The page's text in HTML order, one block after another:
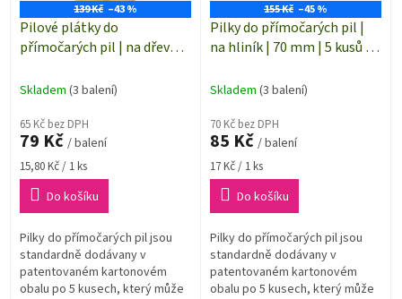
139 Kč –43 %
Pilové plátky do
přímočarých pil | na dřevo,
kusů | 102255
Skladem (3 balení)
65 Kč bez DPH
79 Kč / balení
Měrná
cena:
15,80 Kč / 1 ks
Do košíku
Pilky do přímočarých pil jsou
standardně dodávany v
patentovaném kartonovém
obalu po 5 kusech, který může
155 Kč –45 %
Pilky do přímočarých pil |
na hliník | 70 mm | 5 kusů |
Skladem (3 balení)
70 Kč bez DPH
85 Kč / balení
Měrná
cena:
17 Kč / 1 ks
Do košíku
Pilky do přímočarých pil jsou
standardně dodávany v
patentovaném kartonovém
obalu po 5 kusech, který může